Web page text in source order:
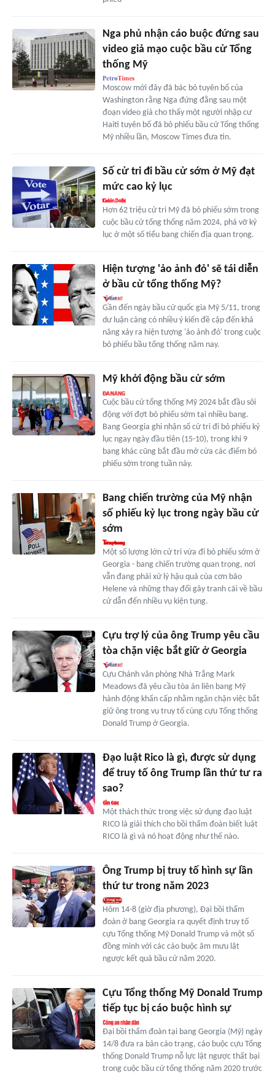
Nga phủ nhận cáo buộc đứng sau
video giả mạo cuộc bầu cử Tổng
thống Mỹ
Moscow mới đây đã bác bỏ tuyên bố của
Washington rằng Nga đứng đằng sau một
đoạn video giả cho thấy một người nhập cư
Haiti tuyên bố đã bỏ phiếu bầu cử Tổng thống
Mỹ nhiều lần, Moscow Times đưa tin.
Số cử tri đi bầu cử sớm ở Mỹ đạt
mức cao kỷ lục
Hơn 62 triệu cử tri Mỹ đã bỏ phiếu sớm trong
cuộc bầu cử tổng thống năm 2024, phá vỡ kỷ
lục ở một số tiểu bang chiến địa quan trọng.
Hiện tượng 'ảo ảnh đỏ' sẽ tái diễn
ở bầu cử tổng thống Mỹ?
Gần đến ngày bầu cử quốc gia Mỹ 5/11, trong
dư luận càng có nhiều ý kiến đề cập đến khả
năng xảy ra hiện tượng 'ảo ảnh đỏ' trong cuộc
bỏ phiếu bầu tổng thống năm nay.
Mỹ khởi động bầu cử sớm
Cuộc bầu cử tổng thống Mỹ 2024 bắt đầu sôi
động với đợt bỏ phiếu sớm tại nhiều bang.
Bang Georgia ghi nhận số cử tri đi bỏ phiếu kỷ
lục ngay ngày đầu tiên (15-10), trong khi 9
bang khác cũng bắt đầu mở cửa các điểm bỏ
phiếu sớm trong tuần này.
Bang chiến trường của Mỹ nhận
số phiếu kỷ lục trong ngày bầu cử
sớm
Một số lượng lớn cử tri vừa đi bỏ phiếu sớm ở
Georgia - bang chiến trường quan trọng, nơi
vẫn đang phải xử lý hậu quả của cơn bão
Helene và những thay đổi gây tranh cãi về bầu
cử dẫn đến nhiều vụ kiện tụng.
Cựu trợ lý của ông Trump yêu cầu
tòa chặn việc bắt giữ ở Georgia
Cựu Chánh văn phòng Nhà Trắng Mark
Meadows đã yêu cầu tòa án liên bang Mỹ
hành động khẩn cấp nhằm ngăn chặn việc bắt
giữ ông trong vụ truy tố cùng cựu Tổng thống
Donald Trump ở Georgia.
Đạo luật Rico là gì, được sử dụng
để truy tố ông Trump lần thứ tư ra
sao?
Một thách thức trong việc sử dụng đạo luật
RICO là giải thích cho bồi thẩm đoàn biết luật
RICO là gì và nó hoạt động như thế nào.
Ông Trump bị truy tố hình sự lần
thứ tư trong năm 2023
Hôm 14-8 (giờ địa phương), Đại bồi thẩm
đoàn ở bang Georgia ra quyết định truy tố
cựu Tổng thống Mỹ Donald Trump và một số
đồng minh với các cáo buộc âm mưu lật
ngược kết quả bầu cử năm 2020.
Cựu Tổng thống Mỹ Donald Trump
tiếp tục bị cáo buộc hình sự
Đại bồi thẩm đoàn tại bang Georgia (Mỹ) ngày
14/8 đưa ra bản cáo trạng, cáo buộc cựu Tổng
thống Donald Trump nỗ lực lật ngược thất bại
trong cuộc bầu cử tổng thống năm 2020 trước